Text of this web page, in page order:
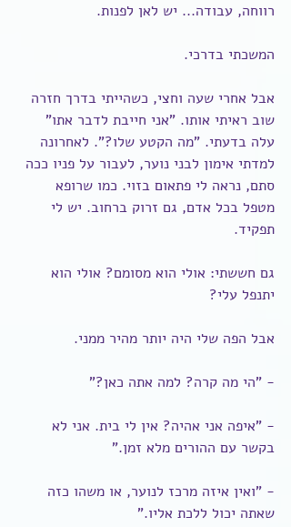
רווחה, עבודה... יש לאן לפנות.
המשכתי בדרכי.
אבל אחרי שעה וחצי, כשהייתי בדרך חזרה
שוב ראיתי אותו. "אני חייבת לדבר אתו"
עלה בדעתי. "מה הקטע שלו?". לאחרונה
למדתי אימון לבני נוער, לעבור על פניו ככה
סתם, נראה לי פתאום בזוי. כמו שרופא
מטפל בכל אדם, גם זרוק ברחוב. יש לי
תפקיד.
גם חששתי: אולי הוא מסומם? אולי הוא
יתנפל עלי?
אבל הפה שלי היה יותר מהיר ממני.
- "הי מה קרה? למה אתה כאן?"
- "איפה אני אהיה? אין לי בית. אני לא
בקשר עם ההורים מלא זמן."
- "ואין איזה מרכז לנוער, או משהו כזה
שאתה יכול ללכת אליו."